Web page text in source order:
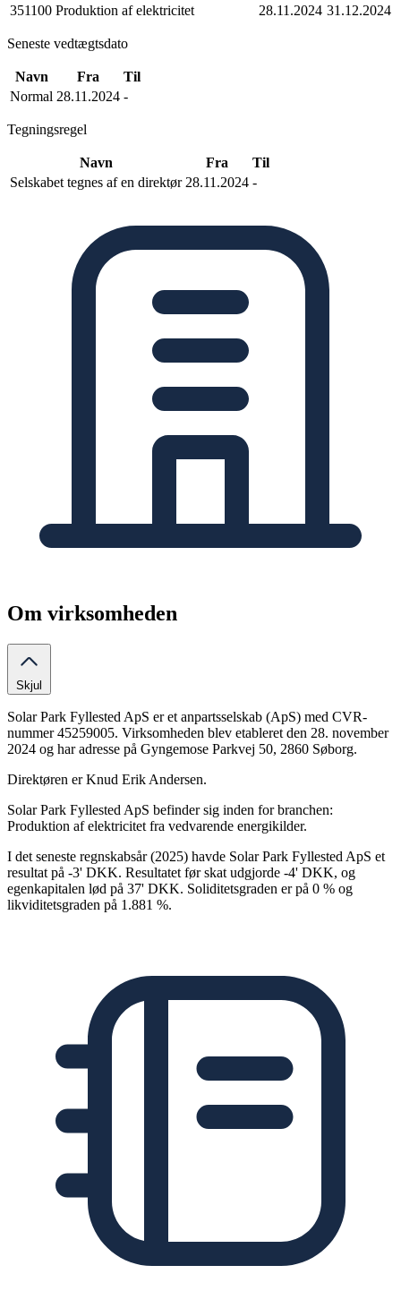
351100 Produktion af elektricitet
28.11.2024 31.12.2024
Seneste vedtægtsdato
Navn Fra
Til
Normal 28.11.2024 -
Tegningsregel
Navn Fra
Til
Selskabet tegnes af en direktør 28.11.2024 -
Om virksomheden
Skjul
Solar Park Fyllested ApS er et anpartsselskab (ApS) med CVR-
nummer 45259005. Virksomheden blev etableret den 28. november
2024 og har adresse på Gyngemose Parkvej 50, 2860 Søborg.
Direktøren er Knud Erik Andersen.
Solar Park Fyllested ApS befinder sig inden for branchen:
Produktion af elektricitet fra vedvarende energikilder.
I det seneste regnskabsår (2025) havde Solar Park Fyllested ApS et
resultat på -3' DKK. Resultatet før skat udgjorde -4' DKK, og
egenkapitalen lød på 37' DKK. Soliditetsgraden er på 0 % og
likviditetsgraden på 1.881 %.